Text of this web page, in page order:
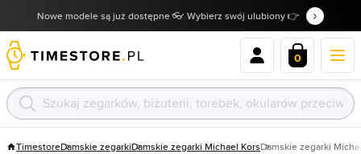
Nowe modele są już dostępne 👓 Wybierz swój ulubiony 👉
0
TimestoreDamskie zegarkiDamskie zegarki Michael KorsDamskie zegarki